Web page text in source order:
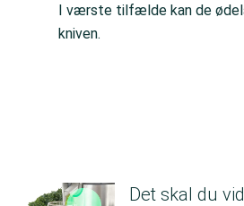
I værste tilfælde kan de
kniven.
Det skal du